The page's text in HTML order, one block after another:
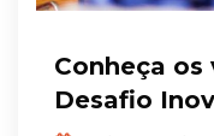
Conheça os
Desafio